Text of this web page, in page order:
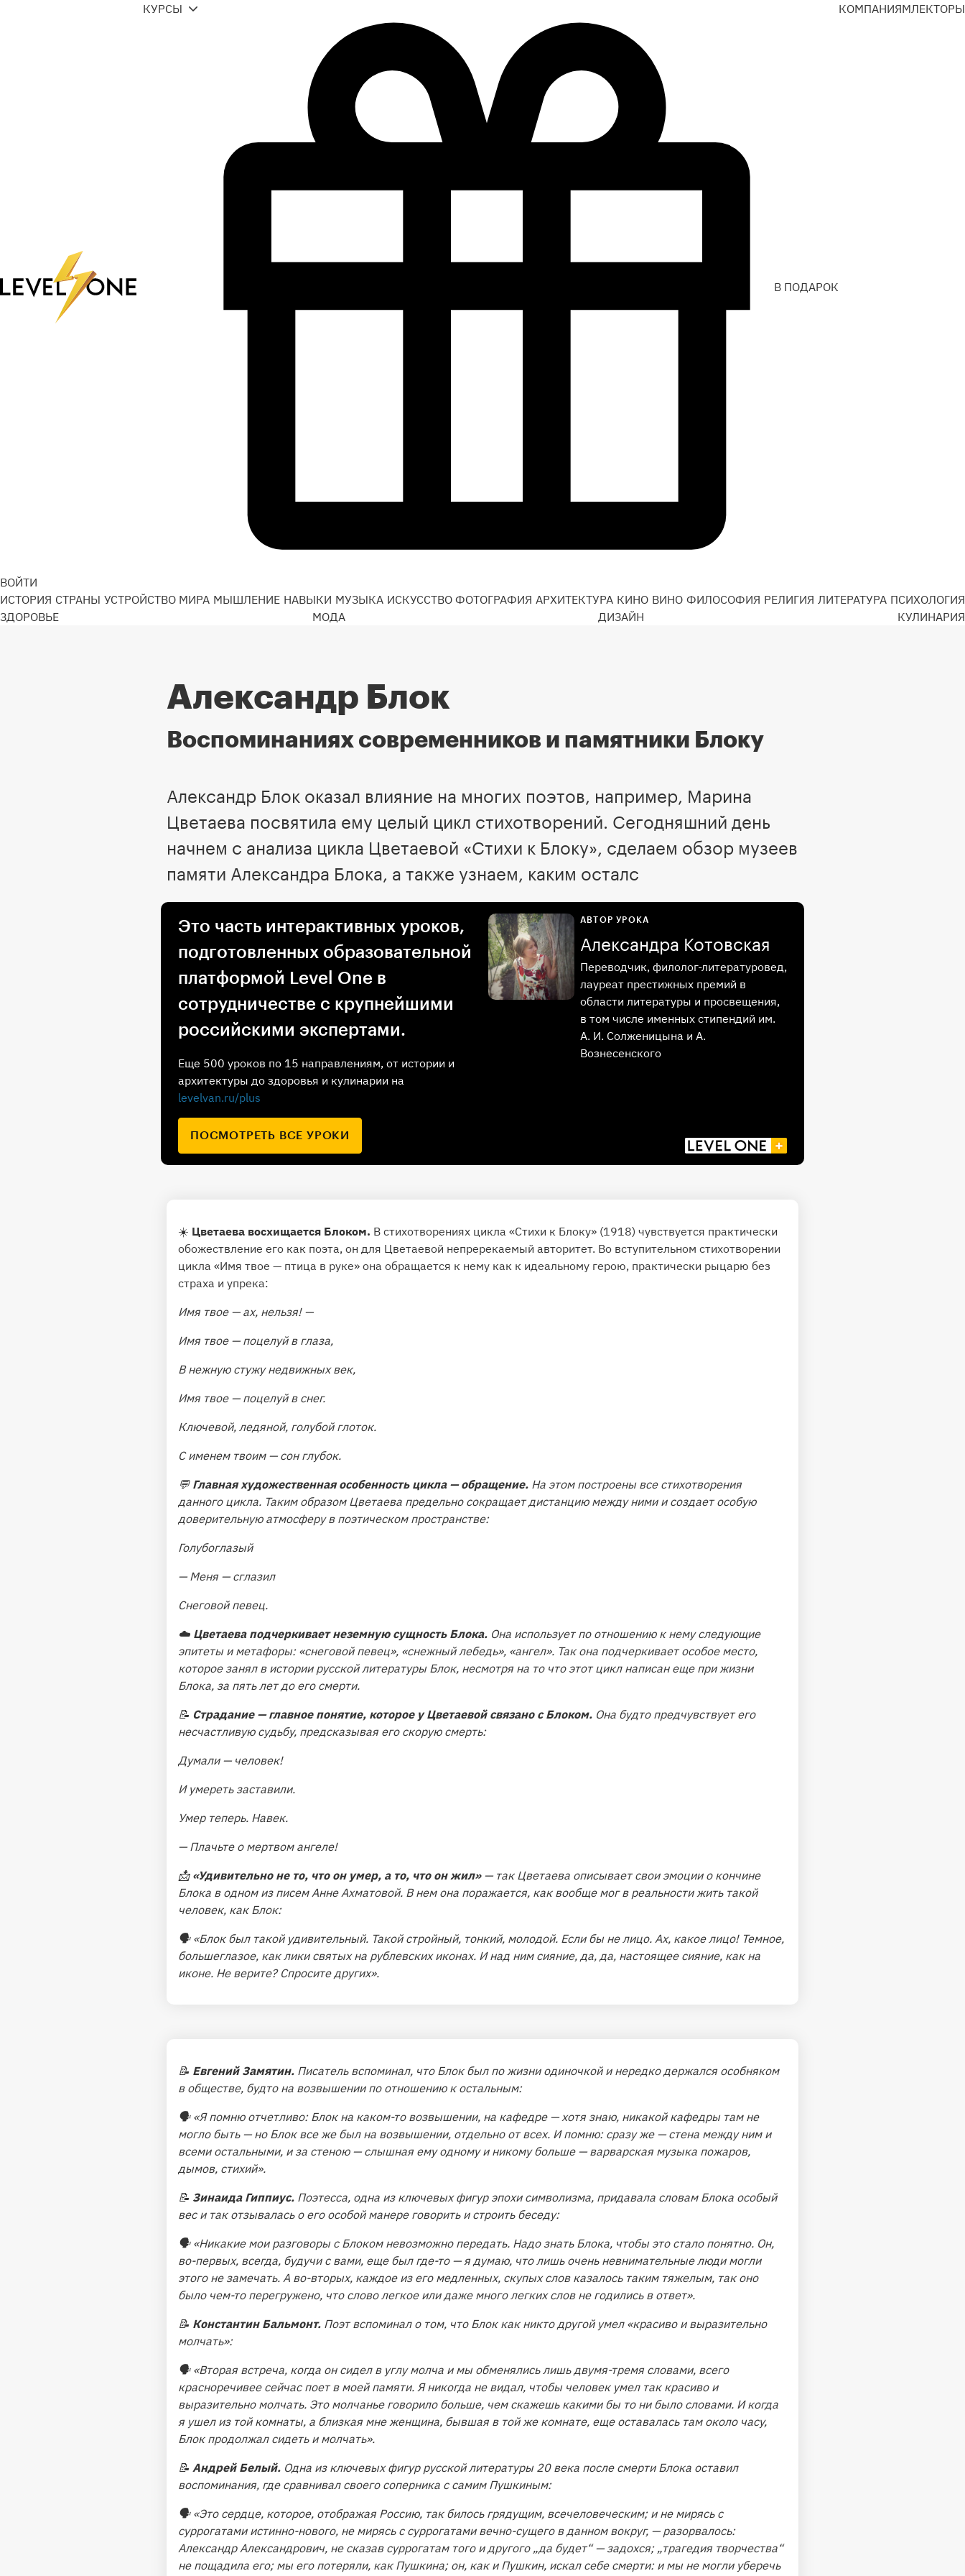
ВОЙТИ
КУРСЫ
В ПОДАРОК
КОМПАНИЯМЛЕКТОРЫ
ИСТОРИЯ СТРАНЫ УСТРОЙСТВО МИРА МЫШЛЕНИЕ НАВЫКИ МУЗЫКА ИСКУССТВО ФОТОГРАФИЯ АРХИТЕКТУРА КИНО ВИНО ФИЛОСОФИЯ РЕЛИГИЯ ЛИТЕРАТУРА ПСИХОЛОГИЯ
ЗДОРОВЬЕ
МОДА ДИЗАЙН КУЛИНАРИЯ
Александр Блок
Воспоминаниях современников и памятники Блоку
Александр Блок оказал влияние на многих поэтов, например, Марина
Цветаева посвятила ему целый цикл стихотворений. Сегодняшний день
начнем с анализа цикла Цветаевой «Стихи к Блоку», сделаем обзор музеев
памяти Александра Блока, а также узнаем, каким осталс
Это часть интерактивных уроков,
подготовленных образовательной
платформой Level One в
сотрудничестве с крупнейшими
российскими экспертами.
Еще 500 уроков по 15 направлениям, от истории и
архитектуры до здоровья и кулинарии на
levelvan.ru/plus
ПОСМОТРЕТЬ ВСЕ УРОКИ
АВТОР УРОКА
Александра Котовская
Переводчик, филолог-литературовед,
лауреат престижных премий в
области литературы и просвещения,
в том числе именных стипендий им.
А. И. Солженицына и А.
Вознесенского
☀️ Цветаева восхищается Блоком. В стихотворениях цикла «Стихи к Блоку» (1918) чувствуется практически
обожествление его как поэта, он для Цветаевой непререкаемый авторитет. Во вступительном стихотворении
цикла «Имя твое — птица в руке» она обращается к нему как к идеальному герою, практически рыцарю без
страха и упрека:
Имя твое — ах, нельзя! —
Имя твое — поцелуй в глаза,
В нежную стужу недвижных век,
Имя твое — поцелуй в снег.
Ключевой, ледяной, голубой глоток.
С именем твоим — сон глубок.
💬 Главная художественная особенность цикла — обращение. На этом построены все стихотворения
данного цикла. Таким образом Цветаева предельно сокращает дистанцию между ними и создает особую
доверительную атмосферу в поэтическом пространстве:
Голубоглазый
— Меня — сглазил
Снеговой певец.
☁️ Цветаева подчеркивает неземную сущность Блока. Она использует по отношению к нему следующие
эпитеты и метафоры: «снеговой певец», «снежный лебедь», «ангел». Так она подчеркивает особое место,
которое занял в истории русской литературы Блок, несмотря на то что этот цикл написан еще при жизни
Блока, за пять лет до его смерти.
📝 Страдание — главное понятие, которое у Цветаевой связано с Блоком. Она будто предчувствует его
несчастливую судьбу, предсказывая его скорую смерть:
Думали — человек!
И умереть заставили.
Умер теперь. Навек.
— Плачьте о мертвом ангеле!
📩 «Удивительно не то, что он умер, а то, что он жил» — так Цветаева описывает свои эмоции о кончине
Блока в одном из писем Анне Ахматовой. В нем она поражается, как вообще мог в реальности жить такой
человек, как Блок:
🗣 «Блок был такой удивительный. Такой стройный, тонкий, молодой. Если бы не лицо. Ах, какое лицо! Темное,
большеглазое, как лики святых на рублевских иконах. И над ним сияние, да, да, настоящее сияние, как на
иконе. Не верите? Спросите других».
📝 Евгений Замятин. Писатель вспоминал, что Блок был по жизни одиночкой и нередко держался особняком
в обществе, будто на возвышении по отношению к остальным:
🗣 «Я помню отчетливо: Блок на каком-то возвышении, на кафедре — хотя знаю, никакой кафедры там не
могло быть — но Блок все же был на возвышении, отдельно от всех. И помню: сразу же — стена между ним и
всеми остальными, и за стеною — слышная ему одному и никому больше — варварская музыка пожаров,
дымов, стихий».
📝 Зинаида Гиппиус. Поэтесса, одна из ключевых фигур эпохи символизма, придавала словам Блока особый
вес и так отзывалась о его особой манере говорить и строить беседу:
🗣 «Никакие мои разговоры с Блоком невозможно передать. Надо знать Блока, чтобы это стало понятно. Он,
во-первых, всегда, будучи с вами, еще был где-то — я думаю, что лишь очень невнимательные люди могли
этого не замечать. А во-вторых, каждое из его медленных, скупых слов казалось таким тяжелым, так оно
было чем-то перегружено, что слово легкое или даже много легких слов не годились в ответ».
📝 Константин Бальмонт. Поэт вспоминал о том, что Блок как никто другой умел «красиво и выразительно
молчать»:
🗣 «Вторая встреча, когда он сидел в углу молча и мы обменялись лишь двумя-тремя словами, всего
красноречивее сейчас поет в моей памяти. Я никогда не видал, чтобы человек умел так красиво и
выразительно молчать. Это молчанье говорило больше, чем скажешь какими бы то ни было словами. И когда
я ушел из той комнаты, а близкая мне женщина, бывшая в той же комнате, еще оставалась там около часу,
Блок продолжал сидеть и молчать».
📝 Андрей Белый. Одна из ключевых фигур русской литературы 20 века после смерти Блока оставил
воспоминания, где сравнивал своего соперника с самим Пушкиным:
🗣 «Это сердце, которое, отображая Россию, так билось грядущим, всечеловеческим; и не мирясь с
суррогатами истинно-нового, не мирясь с суррогатами вечно-сущего в данном вокруг, — разорвалось:
Александр Александрович, не сказав суррогатам того и другого „да будет“ — задохся; „трагедия творчества“
не пощадила его; мы его потеряли, как Пушкина; он, как и Пушкин, искал себе смерти: и мы не могли уберечь